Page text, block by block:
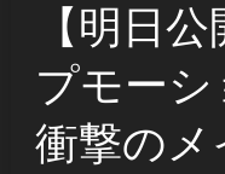
【明日
プモーシ
衝撃のメ